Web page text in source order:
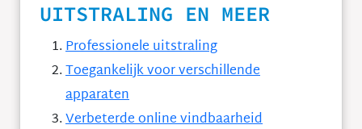
UITSTRALING EN MEER
Professionele uitstraling
Toegankelijk voor verschillende
apparaten
Verbeterde online vindbaarheid